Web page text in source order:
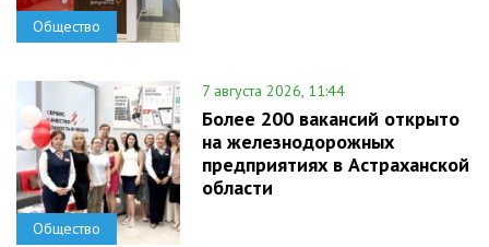
Общество
Общество
7 августа 2026, 11:44
Более 200 вакансий открыто
на железнодорожных
предприятиях в Астраханской
области